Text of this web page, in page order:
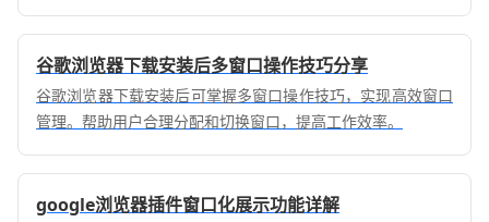
谷歌浏览器下载安装后多窗口操作技巧分享
谷歌浏览器下载安装后可掌握多窗口操作技巧，实现高效窗口
管理。帮助用户合理分配和切换窗口，提高工作效率。
google浏览器插件窗口化展示功能详解